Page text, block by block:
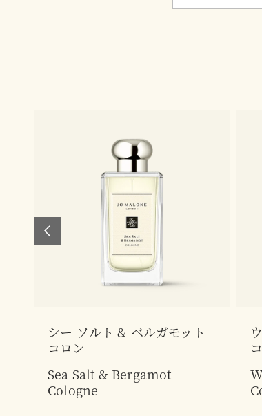
シー ソルト & ベルガモット
コロン
Sea Salt & Bergamot
Cologne